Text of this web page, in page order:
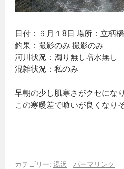
日付：６月１8日 場所：立柄橋
釣果：撮影のみ 撮影のみ
河川状況：濁り無し増水無し
混雑状況：私のみ
早朝の少し肌寒さがクセにな
この寒暖差で喰いが良くなり
カテゴリー: 湯沢
パーマリンク